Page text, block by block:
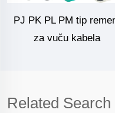
PJ PK PL PM tip
za vuču kabela
Related Search